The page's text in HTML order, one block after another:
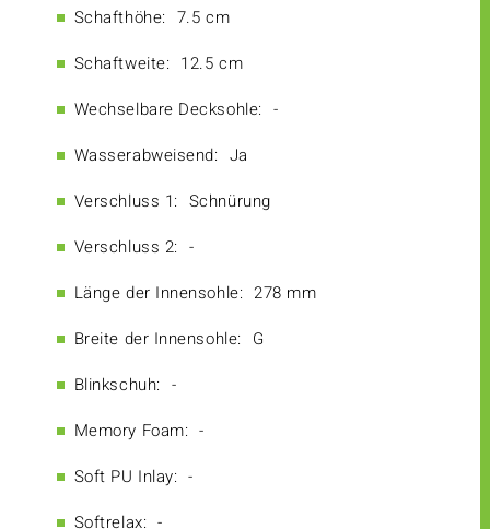
Schafthöhe: 7.5 cm
Schaftweite: 12.5 cm
Wechselbare Decksohle: -
Wasserabweisend: Ja
Verschluss 1: Schnürung
Verschluss 2: -
Länge der Innensohle: 278 mm
Breite der Innensohle: G
Blinkschuh: -
Memory Foam: -
Soft PU Inlay: -
Softrelax: -